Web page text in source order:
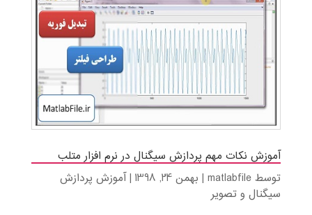
آموزش نکات مهم پردازش سیگنال در نرم افزار متلب
توسطmatlabfile
| بهمن 24, 1398 |آموزش پردازش
سیگنال و تصویر